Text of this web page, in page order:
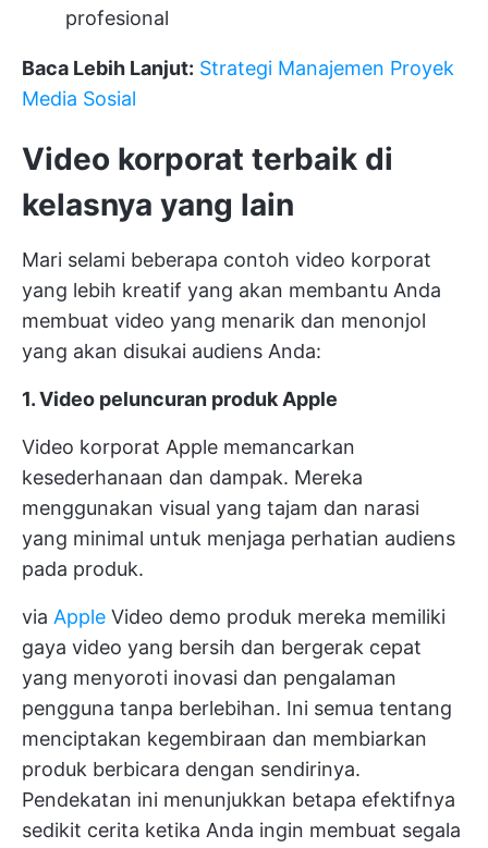
profesional
Baca Lebih Lanjut: Strategi Manajemen Proyek
Media Sosial
Video korporat terbaik di
kelasnya yang lain
Mari selami beberapa contoh video korporat
yang lebih kreatif yang akan membantu Anda
membuat video yang menarik dan menonjol
yang akan disukai audiens Anda:
1. Video peluncuran produk Apple
Video korporat Apple memancarkan
kesederhanaan dan dampak. Mereka
menggunakan visual yang tajam dan narasi
yang minimal untuk menjaga perhatian audiens
pada produk.
via Apple Video demo produk mereka memiliki
gaya video yang bersih dan bergerak cepat
yang menyoroti inovasi dan pengalaman
pengguna tanpa berlebihan. Ini semua tentang
menciptakan kegembiraan dan membiarkan
produk berbicara dengan sendirinya.
Pendekatan ini menunjukkan betapa efektifnya
sedikit cerita ketika Anda ingin membuat segala